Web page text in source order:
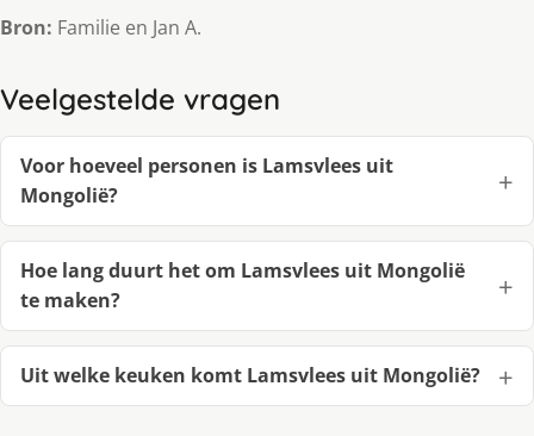
Bron: Familie en Jan A.
Veelgestelde vragen
Voor hoeveel personen is Lamsvlees uit
Mongolië?
Hoe lang duurt het om Lamsvlees uit Mongolië
te maken?
Uit welke keuken komt Lamsvlees uit Mongolië?